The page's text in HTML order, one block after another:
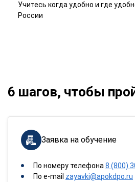
Учитесь когда удобно и где
России
6 шагов, чтобы
Заявка на обучение
По номеру телефона 8 (800)
По e-mail zayavki@apokdpo.ru